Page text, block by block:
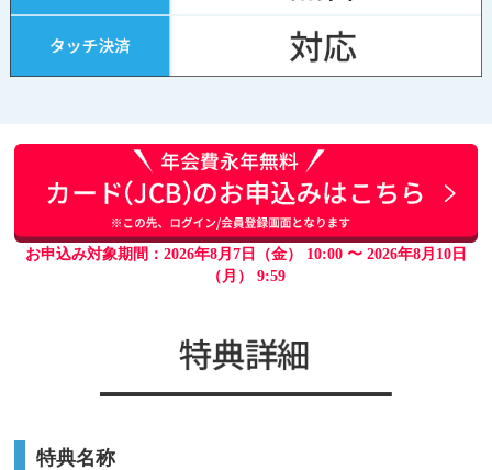
お申込み対象期間：2026年8月7日（金） 10:00 〜 2026年8月10日
（月） 9:59
特典名称